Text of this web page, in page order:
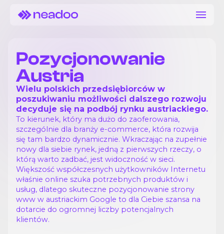
Pozycjonowanie
Austria
Wielu polskich przedsiębiorców w
poszukiwaniu możliwości dalszego rozwoju
decyduje się na podbój rynku austriackiego.
To kierunek, który ma dużo do zaoferowania,
szczególnie dla branży e-commerce, która rozwija
się tam bardzo dynamicznie. Wkraczając na zupełnie
nowy dla siebie rynek, jedną z pierwszych rzeczy, o
którą warto zadbać, jest widoczność w sieci.
Większość współczesnych użytkowników Internetu
właśnie online szuka potrzebnych produktów i
usług, dlatego skuteczne pozycjonowanie strony
www w austriackim Google to dla Ciebie szansa na
dotarcie do ogromnej liczby potencjalnych
klientów.